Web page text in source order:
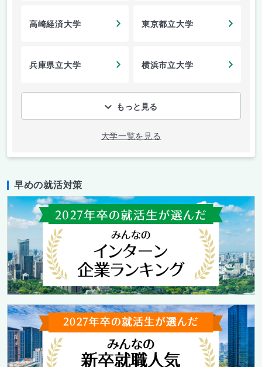
高崎経済大学 東京都立大学
兵庫県立大学 横浜市立大学
もっと見る
大学一覧を見る
早めの就活対策